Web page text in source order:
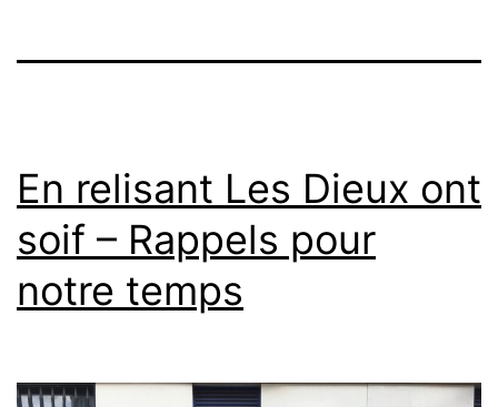
En relisant Les Dieux ont
soif – Rappels pour
notre temps